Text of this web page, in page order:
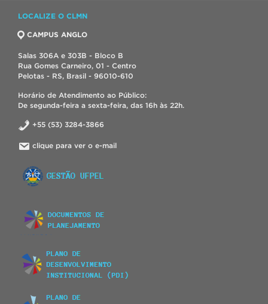
LOCALIZE O CLMN
CAMPUS ANGLO
Salas 306A e 303B - Bloco B
Rua Gomes Carneiro, 01 - Centro
Pelotas - RS, Brasil - 96010-610
Horário de Atendimento ao Público:
De segunda-feira a sexta-feira, das 16h às 22h.
+55 (53) 3284-3866
clique para ver o e-mail